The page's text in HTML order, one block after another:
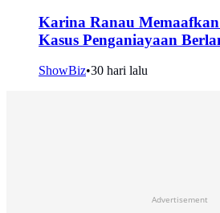
Karina Ranau
Kasus Penganiayaan
ShowBiz•30 hari lalu
Advertisement